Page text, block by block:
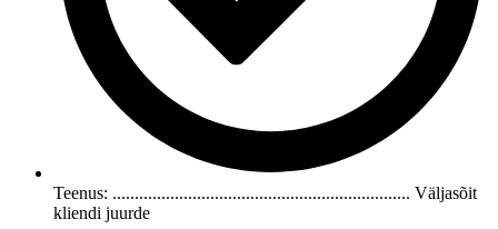
Teenus: ................................................................... Väljasõit
kliendi juurde